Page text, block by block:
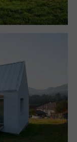
stěnový
jsou
je
nad
Stavba je
zastřešena
aby mu stačily
zůstal